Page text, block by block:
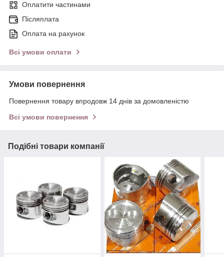
Оплатити частинами
Післяплата
Оплата на рахунок
Всі умови оплати
Умови повернення
Повернення товару впродовж 14 днів за домовленістю
Всі умови повернення
Подібні товари компанії